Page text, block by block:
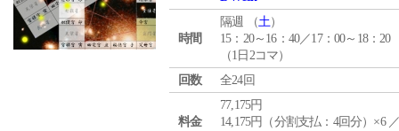
時間
隔週 （土）
15：20～16：40／17：00～18：20
（1日2コマ）
回数
全24回
料金
77,175円
14,175円（分割支払：4回分）×6